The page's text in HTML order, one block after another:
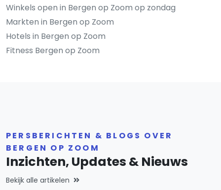
Winkels open in Bergen op Zoom op zondag
Markten in Bergen op Zoom
Hotels in Bergen op Zoom
Fitness Bergen op Zoom
PERSBERICHTEN & BLOGS OVER
BERGEN OP ZOOM
Inzichten, Updates & Nieuws
Bekijk alle artikelen